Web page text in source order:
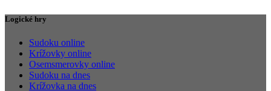
Logické hry
Sudoku online
Krížovky online
Osemsmerovky online
Sudoku na dnes
Krížovka na dnes